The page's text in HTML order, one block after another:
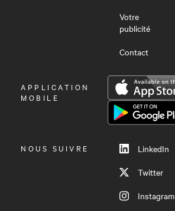
Votre
publicité
Contact
OUVRIR
LE
APPLICATION
MOBILE
NOUS SUIVRE
LinkedIn
Twitter
Instagram